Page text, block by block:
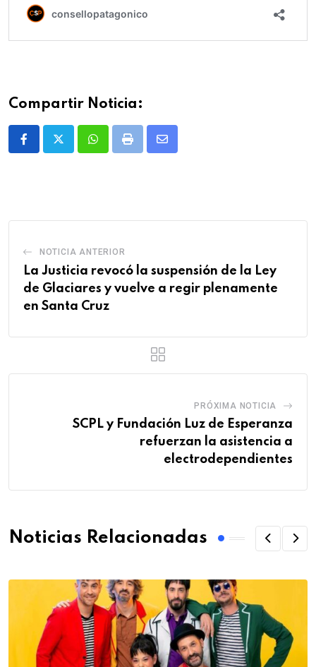
Compartir Noticia:
WhatsappPrint
Share
NOTICIA ANTERIOR
La Justicia revocó la suspensión de la Ley
de Glaciares y vuelve a regir plenamente
en Santa Cruz
PRÓXIMA NOTICIA
SCPL y Fundación Luz de Esperanza
refuerzan la asistencia a
electrodependientes
Noticias Relacionadas